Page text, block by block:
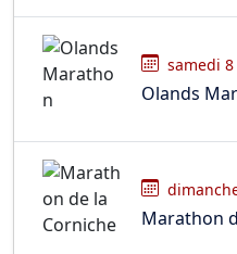
samedi
Olands
Marathon